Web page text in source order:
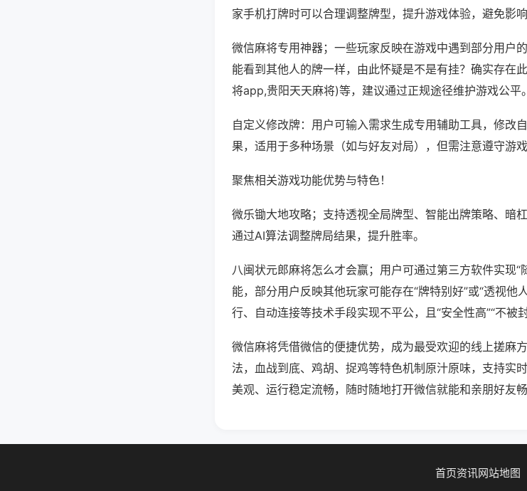
家手机打牌时可以合理调整牌型，提升游戏体验，避免影响
微信麻将专用神器；一些玩家反映在游戏中遇到部分用户
能看到其他人的牌一样，由此怀疑是不是有挂？确实存在
将app,贵阳天天麻将)等，建议通过正规途径维护游戏公平。
自定义修改牌：用户可输入需求生成专用辅助工具，修改
果，适用于多种场景（如与好友对局），但需注意遵守游
聚焦相关游戏功能优势与特色！
微乐锄大地攻略；支持透视全局牌型、智能出牌策略、暗
通过AI算法调整牌局结果，提升胜率。
八闽状元郎麻将怎么才会赢；用户可通过第三方软件实现“
能，部分用户反映其他玩家可能存在“牌特别好”或“透视他
行、自动连接等技术手段实现不平公，且“安全性高”“不被封
微信麻将凭借微信的便捷优势，成为最受欢迎的线上搓麻
法，血战到底、鸡胡、捉鸡等特色机制原汁原味，支持实
美观、运行稳定流畅，随时随地打开微信就能和亲朋好友
首页资讯网站地图